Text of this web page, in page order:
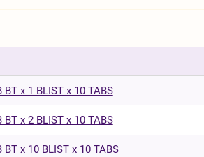
x 1 BLIST x 10 TABS
x 2 BLIST x 10 TABS
x 10 BLIST x 10 TABS